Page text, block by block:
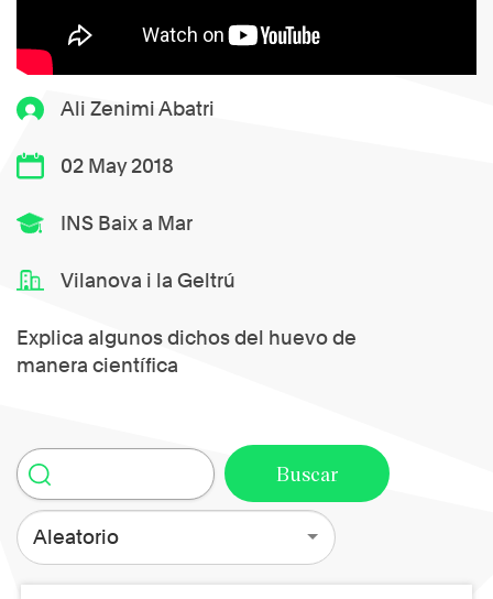
Ali Zenimi Abatri
02 May 2018
INS Baix a Mar
Vilanova i la Geltrú
Explica algunos dichos del huevo de
manera científica
Aleatorio